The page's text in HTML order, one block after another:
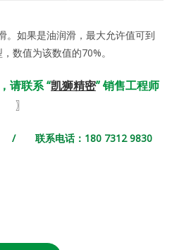
如果是油润滑，最大允许值可到
数值为该数值的70%。
请联系 “凯狮精密” 销售工程师
〗
联系电话：180 7312 9830